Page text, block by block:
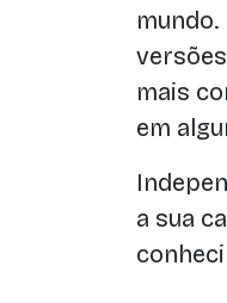
mais
em
a sua